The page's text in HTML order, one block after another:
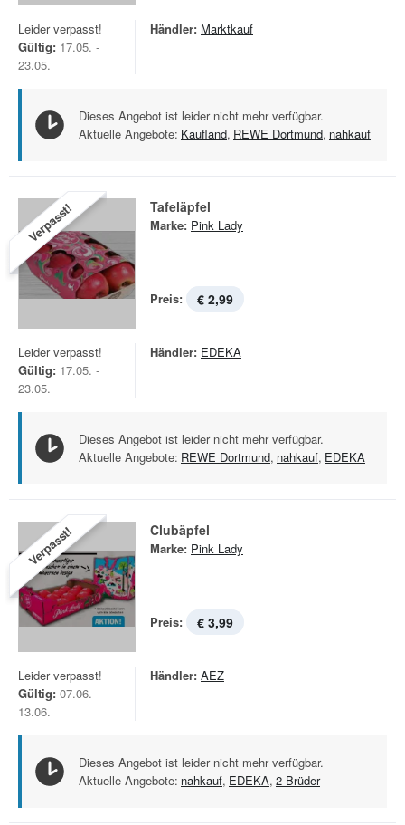
Leider verpasst!
Gültig: 17.05. -
23.05.
Händler: Marktkauf
Dieses Angebot ist leider nicht mehr verfügbar.
Aktuelle Angebote: Kaufland, REWE Dortmund, nahkauf
Verpasst! Tafeläpfel
Marke: Pink Lady
Preis: € 2,99
Leider verpasst!
Gültig: 17.05. -
23.05.
Händler: EDEKA
Dieses Angebot ist leider nicht mehr verfügbar.
Aktuelle Angebote: REWE Dortmund, nahkauf, EDEKA
Verpasst! Clubäpfel
Marke: Pink Lady
Preis: € 3,99
Leider verpasst!
Gültig: 07.06. -
13.06.
Händler: AEZ
Dieses Angebot ist leider nicht mehr verfügbar.
Aktuelle Angebote: nahkauf, EDEKA, 2 Brüder